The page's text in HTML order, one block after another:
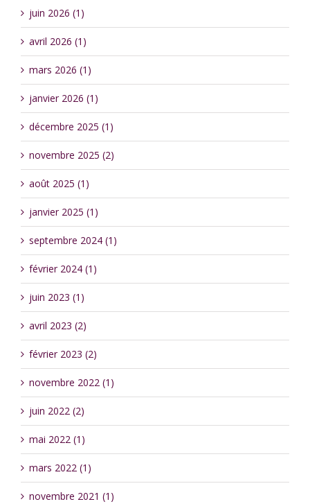
juin 2026 (1)
avril 2026 (1)
mars 2026 (1)
janvier 2026 (1)
décembre 2025 (1)
novembre 2025 (2)
août 2025 (1)
janvier 2025 (1)
septembre 2024 (1)
février 2024 (1)
juin 2023 (1)
avril 2023 (2)
février 2023 (2)
novembre 2022 (1)
juin 2022 (2)
mai 2022 (1)
mars 2022 (1)
novembre 2021 (1)